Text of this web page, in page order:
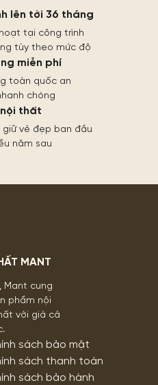
lên tới 36 tháng
tại công trình
tùy theo mức độ
miễn phí
toàn quốc an
chóng
nội thất
giữ vẻ đẹp ban đầu
năm sau
MANT
Mant cung
phẩm nội
với giá cả
sách bảo mật
sách thanh toán
sách bảo hành